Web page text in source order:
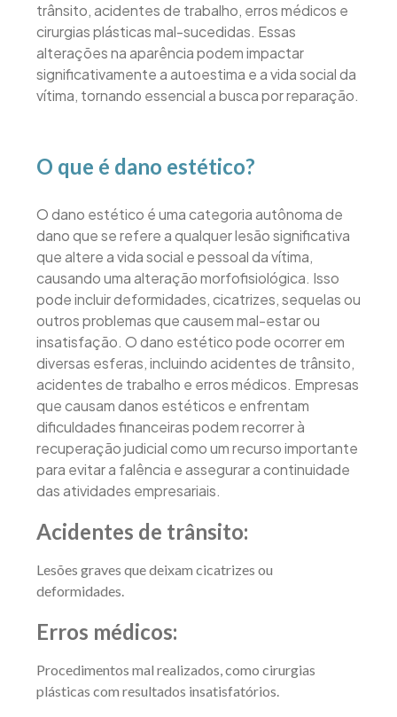
trânsito, acidentes de trabalho, erros médicos e
cirurgias plásticas mal-sucedidas. Essas
alterações na aparência podem impactar
significativamente a autoestima e a vida social da
vítima, tornando essencial a busca por reparação.
O que é dano estético?
O dano estético é uma categoria autônoma de
dano que se refere a qualquer lesão significativa
que altere a vida social e pessoal da vítima,
causando uma alteração morfofisiológica. Isso
pode incluir deformidades, cicatrizes, sequelas ou
outros problemas que causem mal-estar ou
insatisfação. O dano estético pode ocorrer em
diversas esferas, incluindo acidentes de trânsito,
acidentes de trabalho e erros médicos. Empresas
que causam danos estéticos e enfrentam
dificuldades financeiras podem recorrer à
recuperação judicial como um recurso importante
para evitar a falência e assegurar a continuidade
das atividades empresariais.
Acidentes de trânsito:
Lesões graves que deixam cicatrizes ou
deformidades.
Erros médicos:
Procedimentos mal realizados, como cirurgias
plásticas com resultados insatisfatórios.